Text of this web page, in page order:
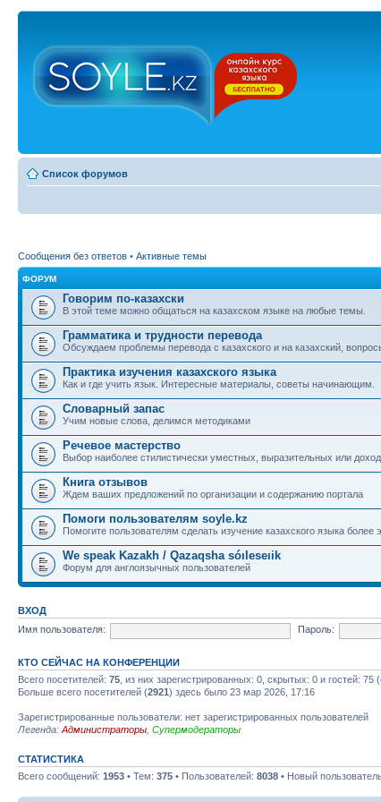
Список форумов
Сообщения без ответов • Активные темы
ФОРУМ
Говорим по-казахски
В этой теме можно общаться на казахском языке на любые темы.
Грамматика и трудности перевода
Обсуждаем проблемы перевода с казахского и на казахский,
Практика изучения казахского языка
Как и где учить язык. Интересные материалы, советы начинающим.
Словарный запас
Учим новые слова, делимся методиками
Речевое мастерство
Выбор наиболее стилистически уместных, выразительных или
Книга отзывов
Ждем ваших предложений по организации и содержанию портала
Помоги пользователям soyle.kz
Помогите пользователям сделать изучение казахского языка более
We speak Kazakh / Qazaqsha sóıleseıik
Форум для англоязычных пользователей
ВХОД
Имя пользователя:
Пароль:
КТО СЕЙЧАС НА КОНФЕРЕНЦИИ
Всего посетителей: 75 , из них зарегистрированных: 0, скрытых: 0 и гостей:
Больше всего посетителей (2921) здесь было 23 мар 2026, 17:16
Зарегистрированные пользователи: нет зарегистрированных пользователей
Легенда: Администраторы Супермодераторы
СТАТИСТИКА
Всего сообщений: 1953 • Тем: 375 • Пользователей: 8038 • Новый